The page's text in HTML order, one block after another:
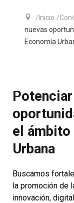
Inicio
nuevas
Economía
el ámbito
Urbana
Buscamos
la promoción de
innovación,